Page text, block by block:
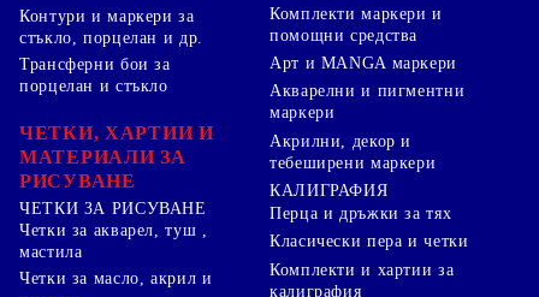
Контури и маркери за
стъкло, порцелан и др.
Трансферни бои за
порцелан и стъкло
ЧЕТКИ, ХАРТИИ И
МАТЕРИАЛИ ЗА
РИСУВАНЕ
ЧЕТКИ ЗА РИСУВАНЕ
Четки за акварел, туш ,
мастила
Четки за масло, акрил и
Комплекти маркери и
помощни средства
Арт и MANGA маркери
Акварелни и пигментни
маркери
Акрилни, декор и
тебеширени маркери
КАЛИГРАФИЯ
Перца и дръжки за тях
Класически пера и четки
Комплекти и хартии за
калиграфия